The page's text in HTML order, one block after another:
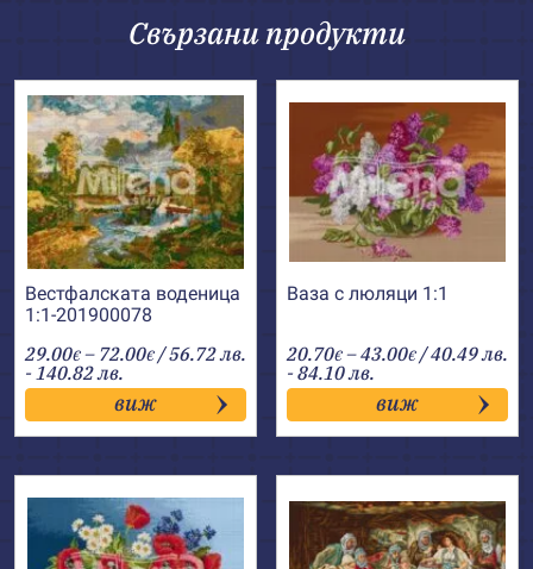
Свързани продукти
Вестфалската воденица
1:1-201900078
29.00€ – 72.00€Price
range:
29.00€
through
72.00€
/ 56.72 лв.
- 140.82 лв.
виж
Ваза с люляци 1:1
20.70€ –43.00€Price
range:
20.70€
through
43.00€
/ 40.49 лв.
- 84.10 лв.
виж